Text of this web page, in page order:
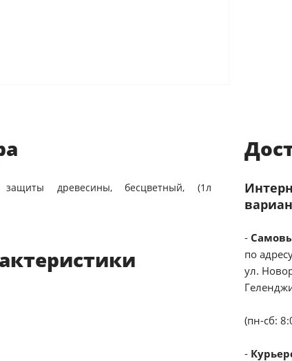
древесины, бесцветный, (1л
-
по
ул.
(пн-сб:
-